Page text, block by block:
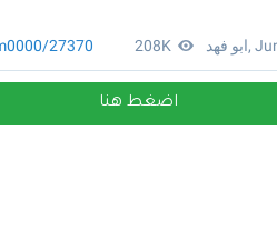
اضغط هنا